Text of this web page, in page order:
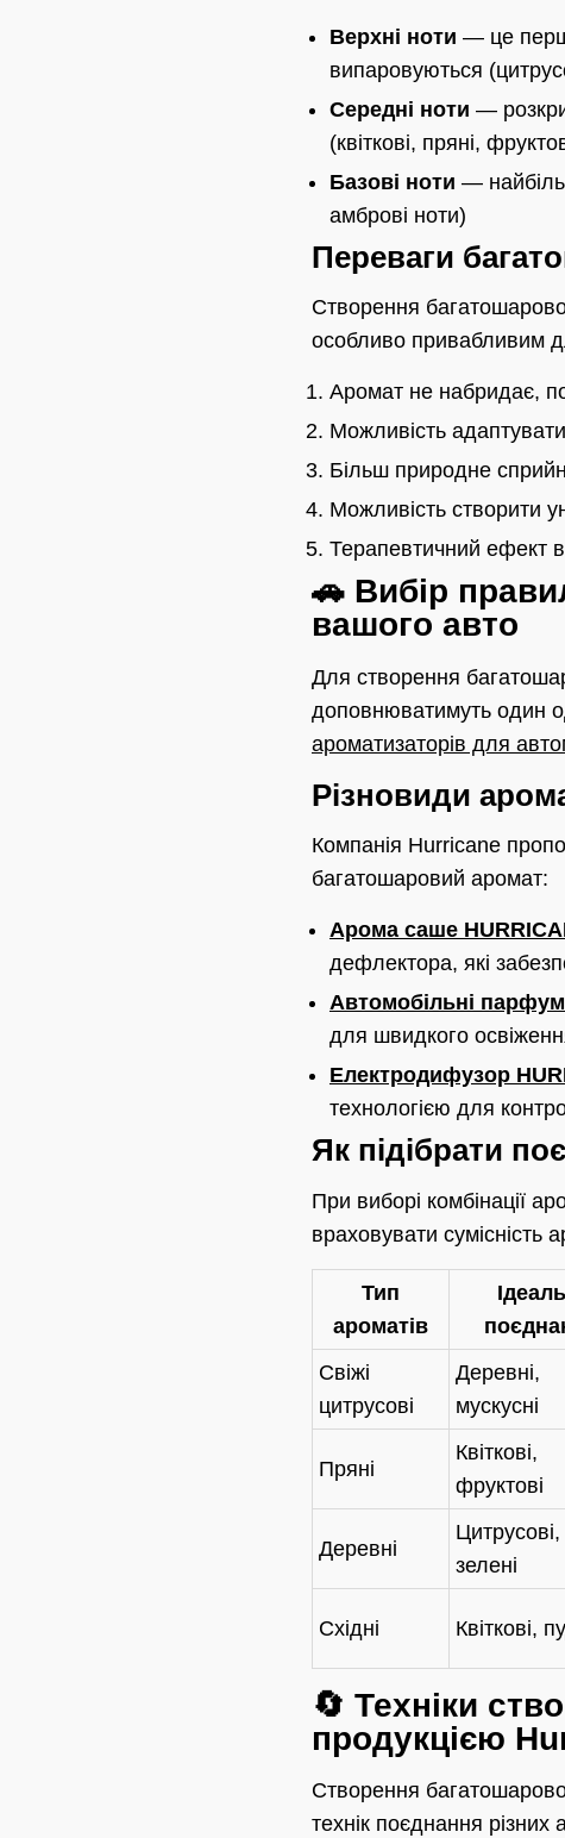
Верхні ноти — це
випаровуються
Середні ноти —
(квіткові, пряні,
Базові ноти —
амброві ноти)
Переваги
Створення
особливо привабливим
Аромат не набридає,
Можливість
Більш природне
Можливість створити
Терапевтичний ефект
🚗 Вибір
вашого авто
Для створення
доповнюватимуть один
ароматизаторів для
Різновиди
Компанія Hurricane
багатошаровий аромат:
Арома саше
дефлектора, які
Автомобільні
для швидкого
Електродифузор
технологією для
Як підібрати
При виборі комбінації
враховувати сумісність
Тип
ароматів
Свіжі
цитрусові
Деревні,
мускусні
Пряні
Квіткові,
фруктові
Деревні
Цитрусові,
зелені
Східні Квіткові,
🔄 Техніки
продукцією
Створення
технік поєднання